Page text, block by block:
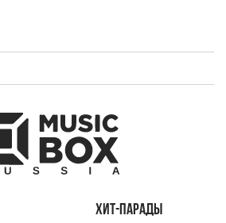
ХИТ-ПАРАДЫ